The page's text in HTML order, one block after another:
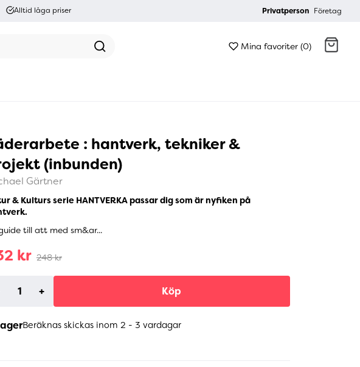
Alltid låga priser Privatperson Företag
Mina favoriter (0)
: hantverk, tekniker &
(inbunden)
Gärtner
& Kulturs serie HANTVERKA passar dig som är nyfiken på
till att med sm&ar...
kr 248 kr
+ Köp
Beräknas skickas inom 2 - 3 vardagar